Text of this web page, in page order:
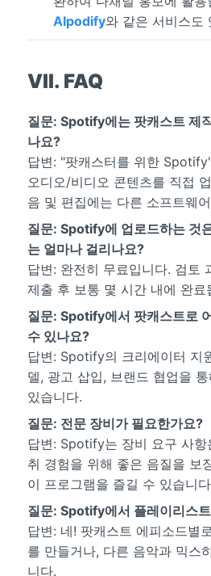
AIpodify와 같은 서비스도
VII. FAQ
질문: Spotify에는 팟캐스트 제
나요?
답변: "팟캐스터를 위한
오디오/비디오 콘텐츠를 직접
음 및 편집에는 다른 소프트웨
질문: Spotify에 업로드하는 것
는 얼마나 걸리나요?
답변: 완전히 무료입니다. 검토
제출 후 보통 몇 시간 내에 완료
질문: Spotify에서 팟캐스트로
수 있나요?
답변: Spotify의 크리에이터 지
델, 광고 삽입, 브랜드 협업을
있습니다.
질문: 전문 장비가 필요한가요?
답변: Spotify는 장비 요구 사항
취 경험을 위해 좋은 음질을 보
이 프로그램을 즐길 수 있습니
질문: Spotify에서 플레이리스
답변: 네! 팟캐스트 에피소드별
를 만들거나, 다른 음악과 믹스
니다.